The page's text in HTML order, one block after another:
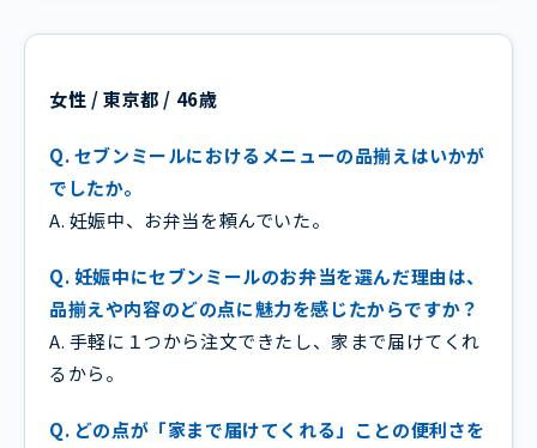
女性 / 東京都 / 46歳
Q. セブンミールにおけるメニューの品揃えはいかが
でしたか。
A. 妊娠中、お弁当を頼んでいた。
Q. 妊娠中にセブンミールのお弁当を選んだ理由は、
品揃えや内容のどの点に魅力を感じたからですか？
A. 手軽に１つから注文できたし、家まで届けてくれ
るから。
Q. どの点が「家まで届けてくれる」ことの便利さを